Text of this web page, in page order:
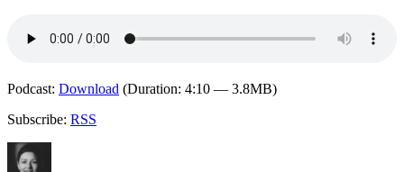
Podcast: Download (Duration: 4:10 — 3.8MB)
Subscribe: RSS